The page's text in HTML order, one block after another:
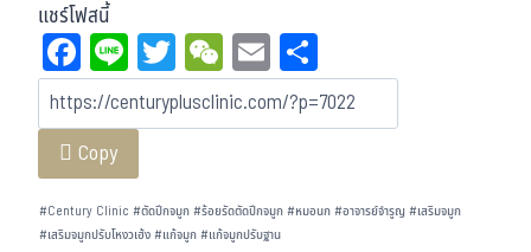
แชร์โฟสนี้
Fa
ce
bo
ok
Li
ne
T
wi
tt
W
eC
ha
E
m
ail
ar
e
Copy
#Century Clinic #ตัดปีกจมูก#ร้อยรัดตัดปีกจมูก#หมอนก#อาจารย์จำรูญ #เสริมจมูก
#เสริมจมูกปรับโหงวเฮ้ง#แก้จมูก#แก้จมูกปรับฐาน